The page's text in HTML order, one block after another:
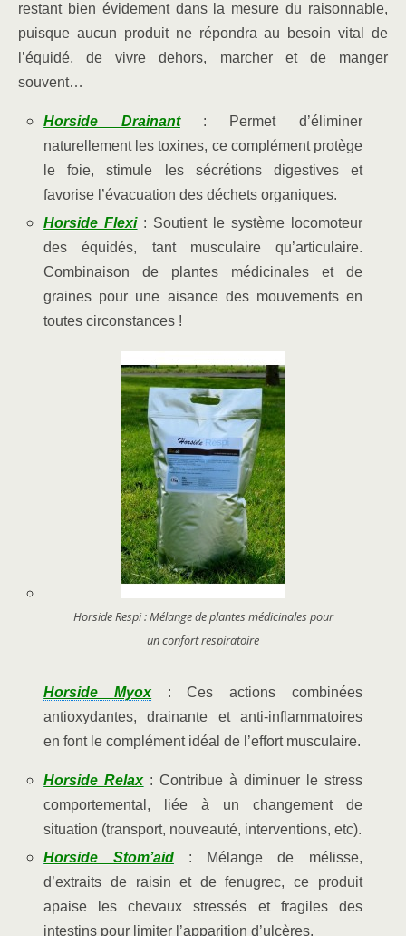
restant bien évidement dans la mesure du raisonnable,
puisque aucun produit ne répondra au besoin vital de
l’équidé, de vivre dehors, marcher et de manger
souvent…
Horside Drainant: Permet d’éliminer
naturellement les toxines, ce complément protège
le foie, stimule les sécrétions digestives et
favorise l’évacuation des déchets organiques.
Horside Flexi: Soutient le système locomoteur
des équidés, tant musculaire qu’articulaire.
Combinaison de plantes médicinales et de
graines pour une aisance des mouvements en
toutes circonstances !
Horside Respi : Mélange de plantes médicinales pour
un confort respiratoire
Horside Myox: Ces actions combinées
antioxydantes, drainante et anti-inflammatoires
en font le complément idéal de l’effort musculaire.
Horside Relax: Contribue à diminuer le stress
comportemental, liée à un changement de
situation (transport, nouveauté, interventions, etc).
Horside Stom’aid: Mélange de mélisse,
d’extraits de raisin et de fenugrec, ce produit
apaise les chevaux stressés et fragiles des
intestins pour limiter l’apparition d’ulcères.